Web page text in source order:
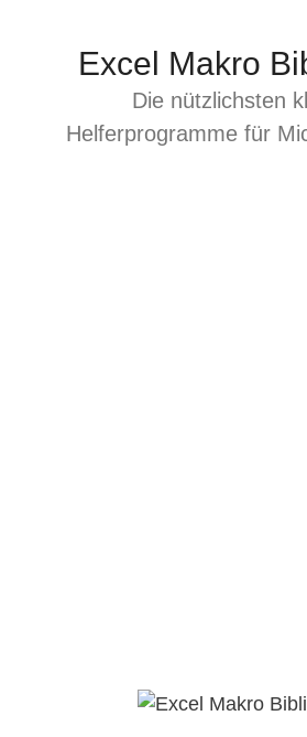
Excel Makro
Die nützlichsten
Helferprogramme für